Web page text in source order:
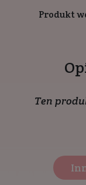
Produkt
Ten